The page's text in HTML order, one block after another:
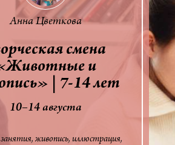
Анна Цветкова
смена
и
| 7-14 лет
10–14 августа
живопись иллюстрация